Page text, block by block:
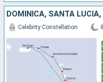
Celebrity Constellation